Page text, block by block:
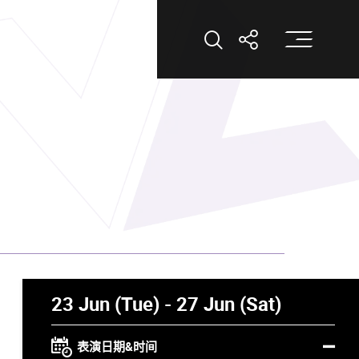
打开搜索打开分享打
23 Jun (Tue) - 27 Jun (Sat)
表演日期&时间